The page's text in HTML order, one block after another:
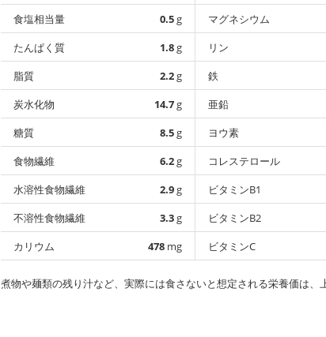
食塩相当量
0.5g
たんぱく質
1.8g
脂質
2.2g
炭水化物
14.7g
糖質
8.5g
食物繊維
6.2g
水溶性食物繊維
2.9g
不溶性食物繊維
3.3g
カリウム
478 mg
マグネシウム
リン
鉄
亜鉛
ヨウ素
コレステロール
ビタミンB1
ビタミンB2
ビタミンC
煮物や麺類の残り汁など、実際には食さないと想定される栄養価は、